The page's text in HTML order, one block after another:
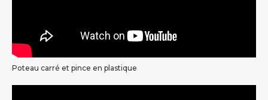
Poteau carré et pince en plastique